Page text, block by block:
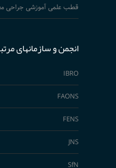
قطب علمی آموزشی جراحی
انجمن و سازمانهای
IBRO
FAONS
FENS
JNS
SfN